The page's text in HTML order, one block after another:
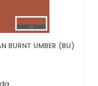
BURNT UMBER (BU)